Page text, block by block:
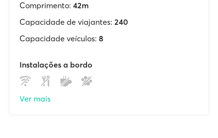
Comprimento: 42m
Capacidade de viajantes: 240
Capacidade veículos: 8
Instalações a bordo
Ver mais